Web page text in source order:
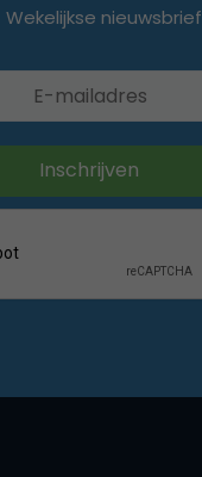
Wekelijkse nieuwsbrief